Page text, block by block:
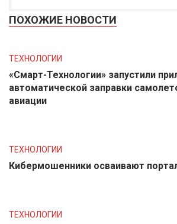
ПОХОЖИЕ НОВОСТИ
ТЕХНОЛОГИИ
«Смарт-Технологии» запустили
автоматической заправки
авиации
ТЕХНОЛОГИИ
Кибермошенники осваивают
ТЕХНОЛОГИИ